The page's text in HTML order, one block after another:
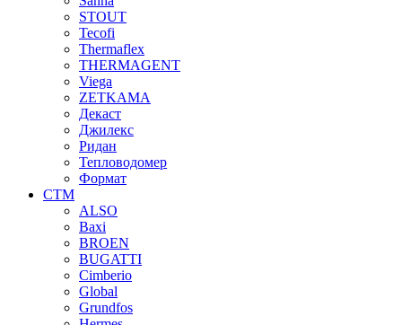
STOUT
Tecofi
Thermaflex
THERMAGENT
Viega
ZETKAMA
Декаст
Джилекс
Ридан
Тепловодомер
Формат
СТМ
ALSO
Baxi
BROEN
BUGATTI
Cimberio
Global
Grundfos